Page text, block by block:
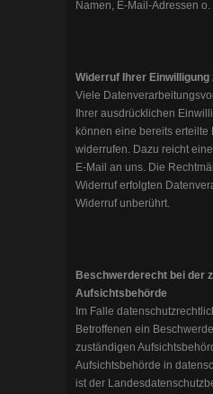
Namen, E-Mail-Adressen
Widerruf Ihrer
Viele
Ihrer ausdrücklichen
können eine bereits
widerrufen. Dazu reicht
E-Mail an uns. Die
Widerruf erfolgten
Widerruf unberührt.
Beschwerderecht bei der
Aufsichtsbehörde
Im Falle
Betroffenen ein
zuständigen
Aufsichtsbehörde in
ist der